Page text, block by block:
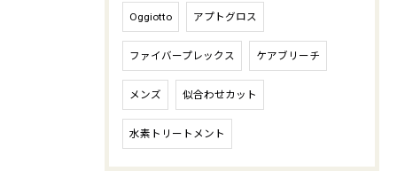
Oggiotto アプトグロス
ファイバープレックス ケアブリーチ
メンズ 似合わせカット
水素トリートメント